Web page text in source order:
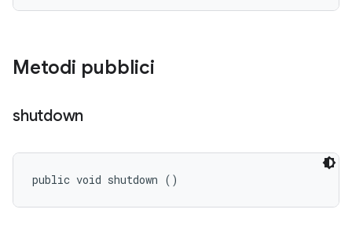
Metodi pubblici
shutdown
public void shutdown ()